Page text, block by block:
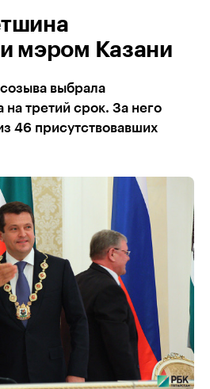
мэром Казани
выбрала
третий срок. За него
46 присутствовавших